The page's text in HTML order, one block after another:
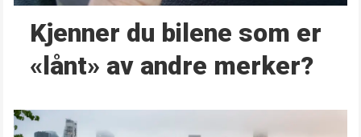
Kjenner du bilene som er
«lånt» av andre merker?